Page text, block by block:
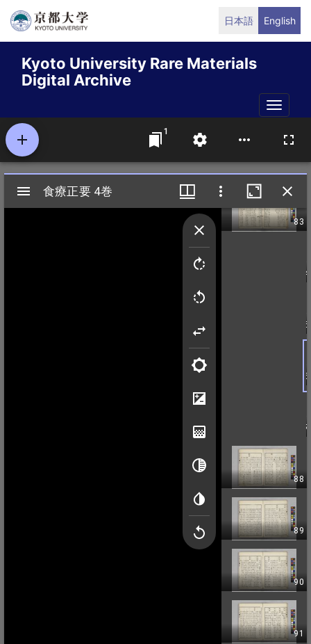
Skip
content
日本語 English
Kyoto University Rare Materials
Digital Archive
Toggle